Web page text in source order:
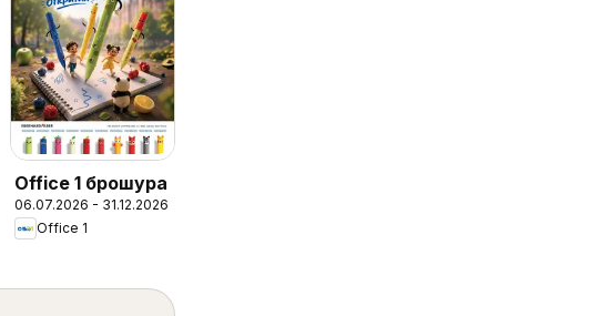
Office 1 брошура
06.07.2026 - 31.12.2026
Office 1